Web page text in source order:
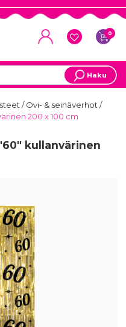
0
Haku
/Ovi- & seinäverhot/
200 x 100 cm
kullanvärinen